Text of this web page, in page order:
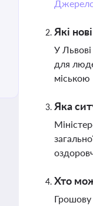
Які
У
для
Яка
Хто
Грошову